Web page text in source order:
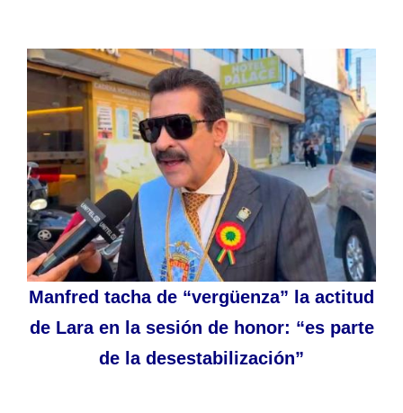
Manfred tacha de “vergüenza” la actitud
de Lara en la sesión de honor: “es parte
de la desestabilización”